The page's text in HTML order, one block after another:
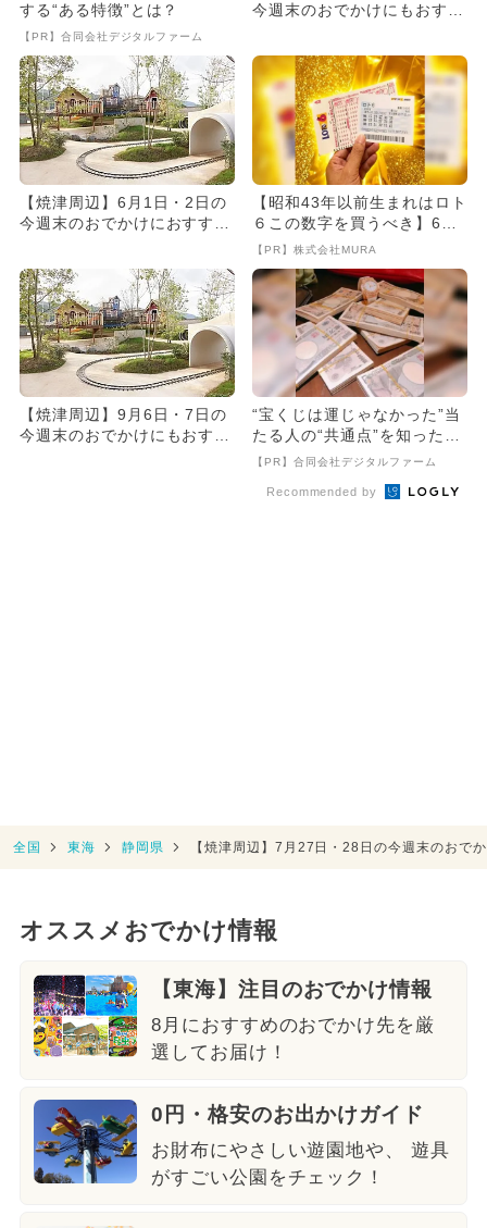
する“ある特徴”とは？
【PR】合同会社デジタルファーム
今週末のおでかけにもおすす
【焼津周辺】6月1日・2日の
今週末のおでかけにおすす
【昭和43年以前生まれはロト
６この数字を買うべき】6つ
の数字が「完全一致」する
【PR】株式会社MURA
【焼津周辺】9月6日・7日の
今週末のおでかけにもおすす
“宝くじは運じゃなかった”当
たる人の“共通点”を知っただ
け
【PR】合同会社デジタルファーム
Recommended by
全国 東海 静岡県 【焼津周辺】7月27日・28日の今週末のおで
オススメおでかけ情報
【東海】注目のおでかけ情報
8月におすすめのおでかけ先を厳
選してお届け！
0円・格安のお出かけガイド
お財布にやさしい遊園地や、 遊具
がすごい公園をチェック！